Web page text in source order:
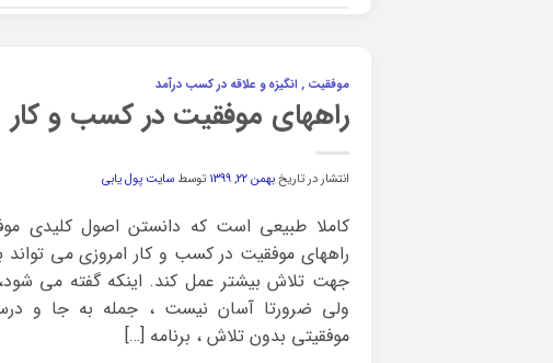
موفقیت , انگیزه و علاقه در کسب درآمد
راههای موفقیت در کسب و کار
انتشار در تاریخبهمن ۲۲, ۱۳۹۹ توسطسایت پول یابی
کاملا طبیعی است که دانستن اصول کلیدی
راههای موفقیت در کسب و کار امروزی می تواند
جهت تلاش بیشتر عمل کند. اینکه گفته می
ولی ضرورتا آسان نیست ، جمله به جا و
موفقیتی بدون تلاش ، برنامه […]